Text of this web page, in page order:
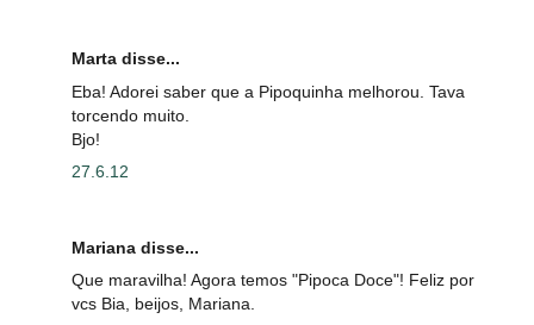
Marta disse...
Eba! Adorei saber que a Pipoquinha melhorou. Tava
torcendo muito.
Bjo!
27.6.12
Mariana disse...
Que maravilha! Agora temos "Pipoca Doce"! Feliz por
vcs Bia, beijos, Mariana.